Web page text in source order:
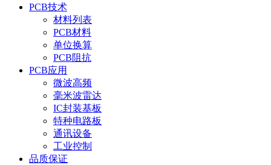
PCB技术
材料列表
PCB材料
单位换算
PCB阻抗
PCB应用
微波高频
毫米波雷达
IC封装基板
特种电路板
通讯设备
工业控制
品质保证